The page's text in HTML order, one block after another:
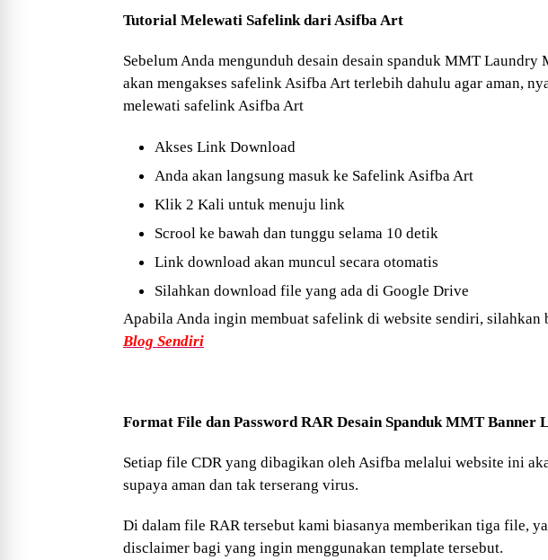
Tutorial Melewati Safelink dari Asifba Art
Sebelum Anda mengunduh desain desain spanduk MMT
akan mengakses safelink Asifba Art terlebih dahulu agar aman,
melewati safelink Asifba Art
Akses Link Download
Anda akan langsung masuk ke Safelink Asifba Art
Klik 2 Kali untuk menuju link
Scrool ke bawah dan tunggu selama 10 detik
Link download akan muncul secara otomatis
Silahkan download file yang ada di Google Drive
Apabila Anda ingin membuat safelink di website sendiri, silahkan
Blog Sendiri
Format File dan Password RAR Desain Spanduk MMT Banner
Setiap file CDR yang dibagikan oleh Asifba melalui website ini
supaya aman dan tak terserang virus.
Di dalam file RAR tersebut kami biasanya memberikan tiga file,
disclaimer bagi yang ingin menggunakan template tersebut.